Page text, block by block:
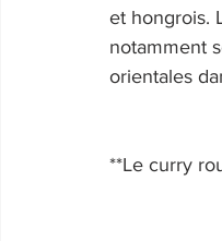
et hongrois.
notamment
orientales
**Le curry